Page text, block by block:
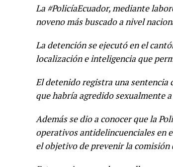
La #PolicíaEcuador, mediante
noveno más buscado a nivel
La detención se ejecutó en el
localización e inteligencia que
El detenido registra una sentencia
que habría agredido sexualmente
Además se dio a conocer que la
operativos antidelincuenciales en
el objetivo de prevenir la